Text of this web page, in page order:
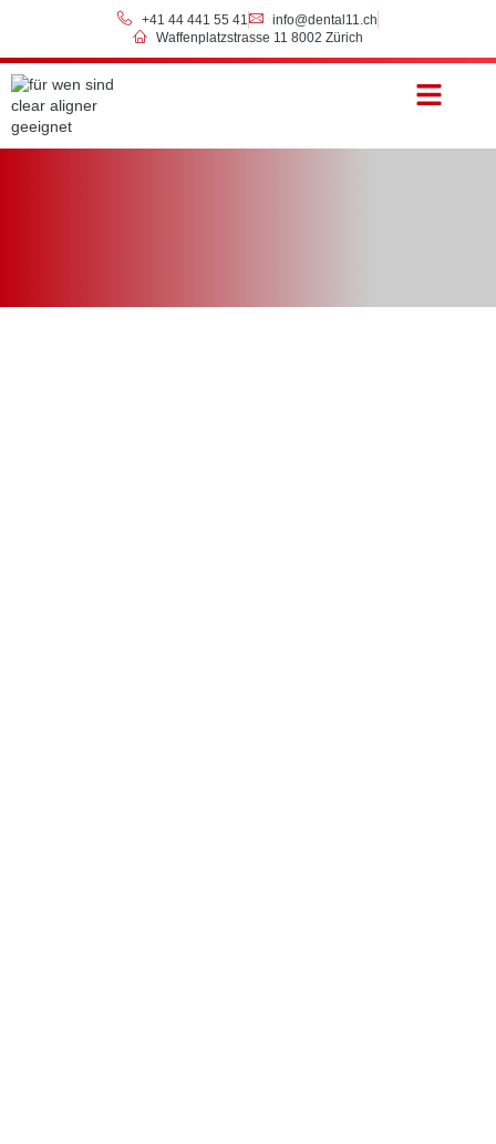
+41 44 441 55 41
info@dental11.ch
Waffenplatzstrasse 11 8002 Zürich